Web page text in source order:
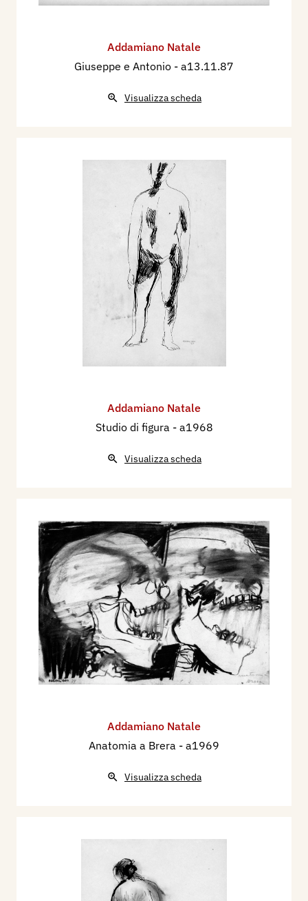
Addamiano Natale
Giuseppe e Antonio - a13.11.87
Visualizza scheda
Addamiano Natale
Studio di figura - a1968
Visualizza scheda
Addamiano Natale
Anatomia a Brera - a1969
Visualizza scheda